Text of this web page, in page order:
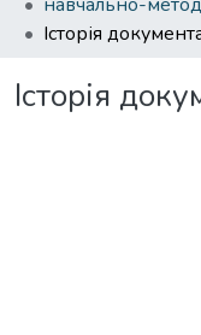
Історія